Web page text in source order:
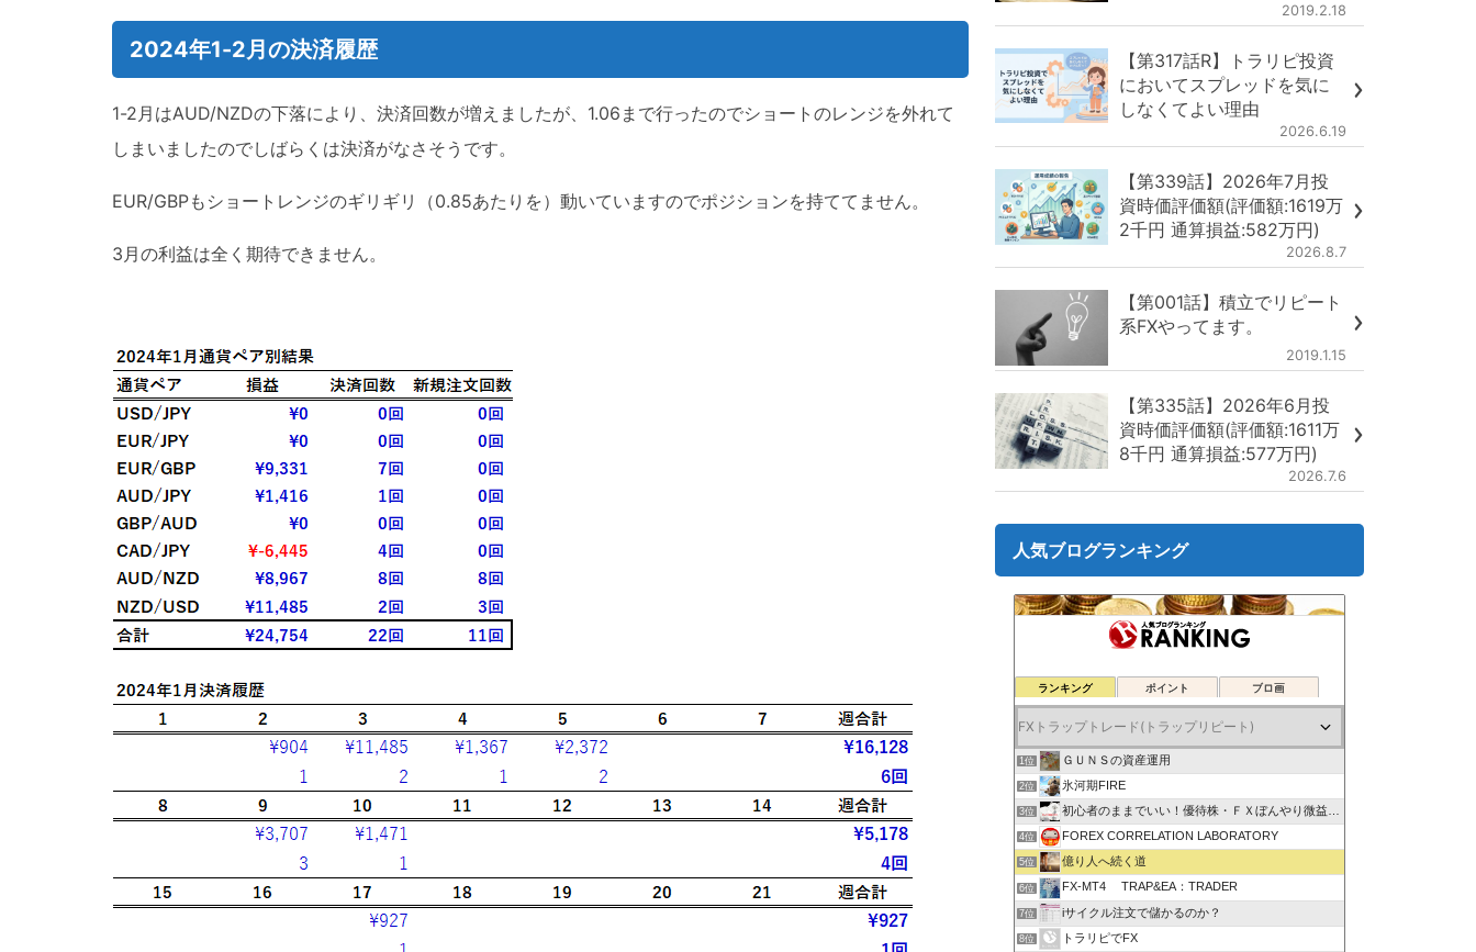
2024年1-2月の決済履歴
1-2月はAUD/NZDの下落により、決済回数が増えましたが、1.06まで行ったのでショートのレンジを外れて
しまいましたのでしばらくは決済がなさそうです。
EUR/GBPもショートレンジのギリギリ（0.85あたりを）動いていますのでポジションを持ててません。
3月の利益は全く期待できません。
2019.2.18
【第317話R】トラリピ投資
においてスプレッドを気に
しなくてよい理由
2026.6.19
【第339話】2026年7月投
資時価評価額(評価額:1619万
2千円 通算損益:582万円)
2026.8.7
【第001話】積立でリピート
系FXやってます。
2019.1.15
【第335話】2026年6月投
資時価評価額(評価額:1611万
8千円 通算損益:577万円)
2026.7.6
人気ブログランキング
ランキング ポイント ブロ画
1位 ＧＵＮＳの資産運用
2位 氷河期FIRE
3位 初心者のままでいい！優待株・ＦＸぼんやり微益ブログ
4位 FOREX CORRELATION LABORATORY
5位 億り人へ続く道
6位 FX-MT4 TRAP&EA：TRADER
7位 iサイクル注文で儲かるのか？
8位 トラリピでFX